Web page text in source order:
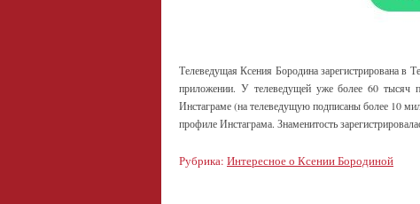
Телеведущая Ксения Бородина зарегистрирована в
приложении. У телеведущей уже более 60 тысяч
Инстаграме (на телеведущую подписаны более 10
профиле Инстаграма. Знаменитость
Рубрика: Интересное о Ксении Бородиной